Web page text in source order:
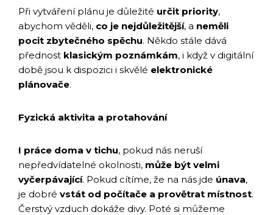
Při vytváření plánu je důležité určit priority,
abychom věděli, co je nejdůležitější, a neměli
pocit zbytečného spěchu. Někdo stále dává
přednost klasickým poznámkám, i když v digitální
době jsou k dispozici i skvělé elektronické
plánovače.
Fyzická aktivita a protahování
I práce doma v tichu, pokud nás neruší
nepředvídatelné okolnosti, může být velmi
vyčerpávající. Pokud cítíme, že na nás jde únava,
je dobré vstát od počítače a provětrat místnost.
Čerstvý vzduch dokáže divy. Poté si můžeme